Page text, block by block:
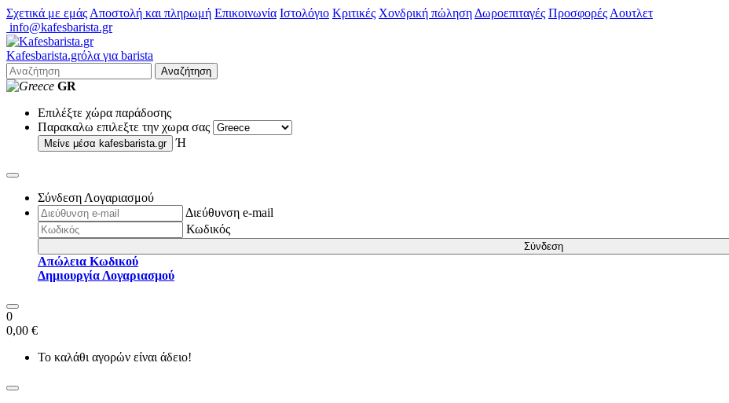
Σχετικά με εμάς Αποστολή και πληρωμή Επικοινωνία Ιστολόγιο Κριτικές Χονδρική πώληση Δωροεπιταγές Προσφορές Αουτλετ
info@kafesbarista.gr
Kafesbarista.grόλα για barista
Αναζήτηση
GR
Επιλέξτε χώρα παράδοσης
Παρακαλω επιλεξτε την χωρα σας
Μείνε μέσα kafesbarista.gr Ή
Σύνδεση Λογαριασμού
Διεύθυνση e-mail
Κωδικός
Σύνδεση
Απώλεια Κωδικού
Δημιουργία Λογαριασμού
0
0,00 €
Το καλάθι αγορών είναι άδειο!